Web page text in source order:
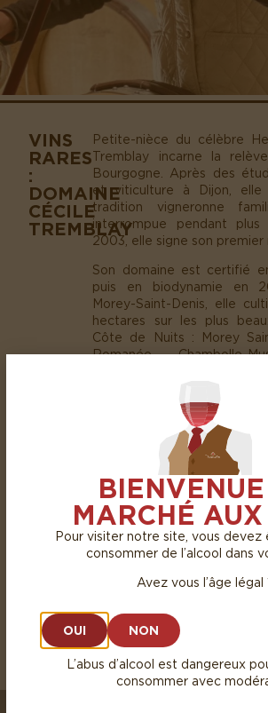
VINS
RARES
:
DOMAINE
CÉCILE
TREMBLAY
Petite-nièce du célèbre
Tremblay incarne la
Bourgogne. Après des
et viticulture à Dijon, elle
tradition vigneronne
interrompue pendant
2003, elle signe son premier
Son domaine est certifié
puis en biodynamie en
Morey-Saint-Denis, elle
hectares sur les plus
Côte de Nuits : Morey
Romanée, Chambolle-
« Ma volonté est de
de son sous-sol et de
Des vins intenses et
majoritairement de
avec des textures
précision. Les vignes sont
de 50 ans et révèlent toute
terroir.
Pour découvrir les vins de
MARCHÉ
Pour visiter notre site, vous devez
consommer de l’alcool dans
Avez vous l’âge légal
OUI NON
L’abus d’alcool est dangereux
consommer avec